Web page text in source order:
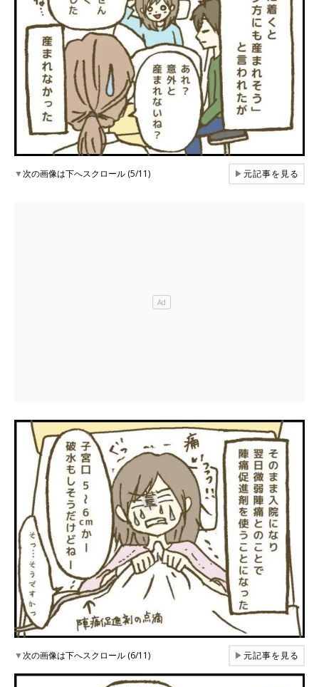
▼次の画像は下へスクロール (5/11) ▶元記事を見る
▼次の画像は下へスクロール (6/11) ▶元記事を見る